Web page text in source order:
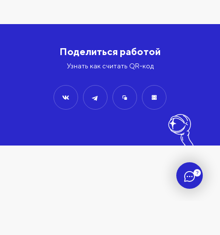
?
Поделиться работой
Узнать как считать QR-код